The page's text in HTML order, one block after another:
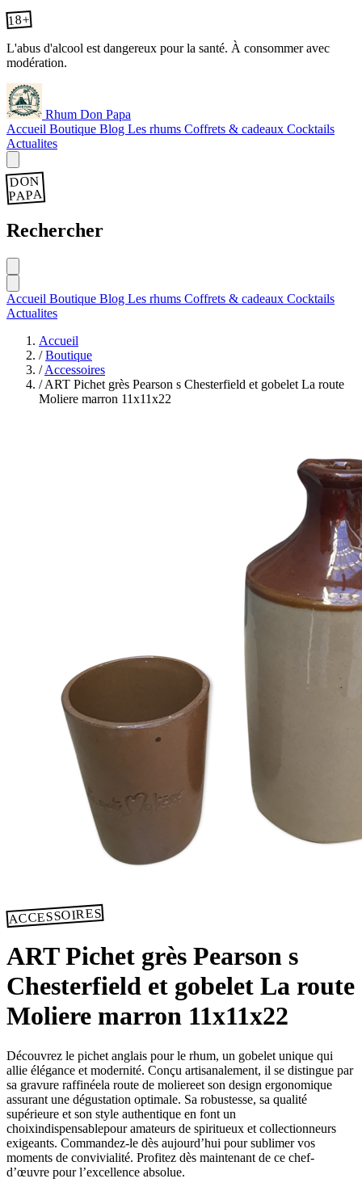
18+
L'abus d'alcool est dangereux pour la santé. À consommer avec
modération.
Rhum Don Papa
Accueil Boutique Blog Les rhums Coffrets & cadeaux Cocktails
Actualites
DON
PAPA
Rechercher
Accueil Boutique Blog Les rhums Coffrets & cadeaux Cocktails
Actualites
Accueil
/ Boutique
/ Accessoires
/ ART Pichet grès Pearson s Chesterfield et gobelet La route
Moliere marron 11x11x22
ACCESSOIRES
ART Pichet grès Pearson s
Chesterfield et gobelet La route
Moliere marron 11x11x22
Découvrez le pichet anglais pour le rhum, un gobelet unique qui
allie élégance et modernité. Conçu artisanalement, il se distingue par
sa gravure raffinéela route de moliereet son design ergonomique
assurant une dégustation optimale. Sa robustesse, sa qualité
supérieure et son style authentique en font un
choixindispensablepour amateurs de spiritueux et collectionneurs
exigeants. Commandez-le dès aujourd’hui pour sublimer vos
moments de convivialité. Profitez dès maintenant de ce chef-
d’œuvre pour l’excellence absolue.